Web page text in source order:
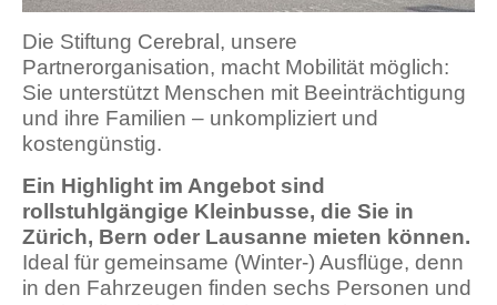
Die Stiftung Cerebral, unsere
Partnerorganisation, macht Mobilität möglich:
Sie unterstützt Menschen mit Beeinträchtigung
und ihre Familien – unkompliziert und
kostengünstig.
Ein Highlight im Angebot sind
rollstuhlgängige Kleinbusse, die Sie in
Zürich, Bern oder Lausanne mieten können.
Ideal für gemeinsame (Winter-) Ausflüge, denn
in den Fahrzeugen finden sechs Personen und